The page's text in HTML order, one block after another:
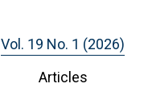
Vol. 19 No. 1 (2026)
Articles